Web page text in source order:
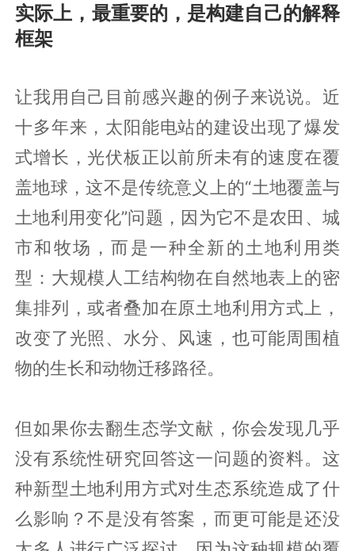
实际上，最重要的，是构建自己的解释
框架
让我用自己目前感兴趣的例子来说说。近
十多年来，太阳能电站的建设出现了爆发
式增长，光伏板正以前所未有的速度在覆
盖地球，这不是传统意义上的“土地覆盖与
土地利用变化”问题，因为它不是农田、城
市和牧场，而是一种全新的土地利用类
型：大规模人工结构物在自然地表上的密
集排列，或者叠加在原土地利用方式上，
改变了光照、水分、风速，也可能周围植
物的生长和动物迁移路径。
但如果你去翻生态学文献，你会发现几乎
没有系统性研究回答这一问题的资料。这
种新型土地利用方式对生态系统造成了什
么影响？不是没有答案，而更可能是还没